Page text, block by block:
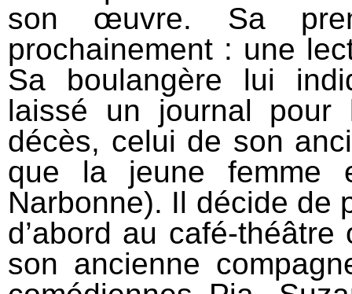
son œuvre. Sa
prochainement : une
Sa boulangère lui
laissé un journal
décès, celui de son
que la jeune femme
Narbonne). Il décide de
d’abord au café-
son ancienne